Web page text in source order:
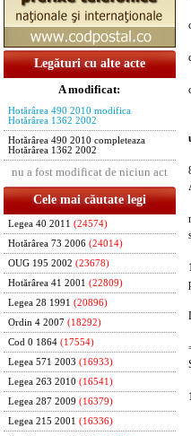
Legături cu alte acte
A modificat:
Hotărârea 490 2010 modifica
Hotărârea 1362 2002
Hotărârea 490 2010 completeaza
Hotărârea 1362 2002
nu a fost modificat de niciun act
Cele mai căutate legi
Legea 40 2011 (24574)
Hotărârea 73 2006 (24014)
OUG 195 2002 (23678)
Hotărârea 41 2001 (22809)
Legea 28 1991 (20896)
Ordin 4 2007 (18292)
Cod 0 1864 (17554)
Legea 571 2003 (16933)
Legea 263 2010 (16541)
Legea 287 2009 (16379)
Legea 215 2001 (16336)